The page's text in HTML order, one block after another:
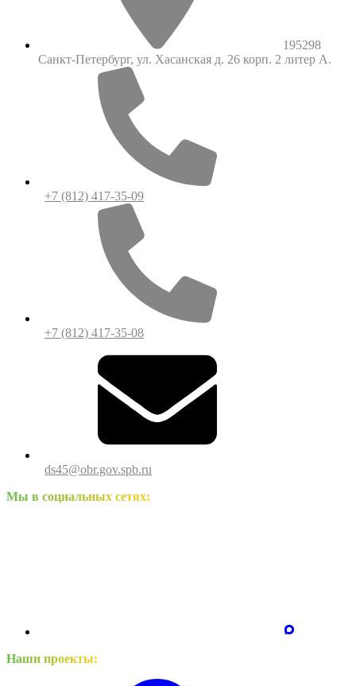
195298
Санкт-Петербург, ул. Хасанская д. 26 корп. 2 литер А.
+7 (812) 417-35-09
+7 (812) 417-35-08
ds45@obr.gov.spb.ru
Мы в социальных сетях:
Наши проекты: